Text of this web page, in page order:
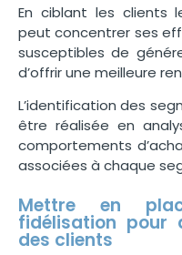
En ciblant les clients
peut concentrer ses
susceptibles de
d’offrir une meilleure
L’identification des
être réalisée en
comportements
associées à chaque
Mettre en
fidélisation pour
des clients